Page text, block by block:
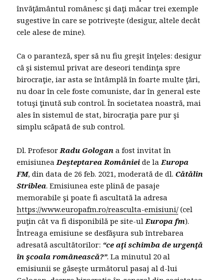
învăţământul românesc şi daţi măcar trei exemple
sugestive în care se potriveşte (desigur, altele decât
cele alese de mine).
Ca o paranteză, sper să nu fiu greşit înţeles: desigur
că şi sistemul privat are deseori tendinţa spre
birocraţie, iar asta se întâmplă în foarte multe ţări,
nu doar în cele foste comuniste, dar în general este
totuşi ţinută sub control. În societatea noastră, mai
ales în sistemul de stat, birocraţia pare pur şi
simplu scăpată de sub control.
Dl. ProfesorRadu Gologan a fost invitat în
emisiuneaDeşteptarea României de laEuropa
FM, din data de 26 feb. 2021, moderată de dl. Cătălin
Striblea. Emisiunea este plină de pasaje
memorabile şi poate fi ascultată la adresa
https://www.europafm.ro/reasculta-emisiuni/(cel
puţin cât va fi disponibilă pe site-ulEuropa fm).
Întreaga emisiune se desfăşura sub întrebarea
adresată ascultătorilor: “ce aţi schimba de urgenţă
în şcoala românească?”. La minutul 20 al
emisiunii se găseşte următorul pasaj al d-lui